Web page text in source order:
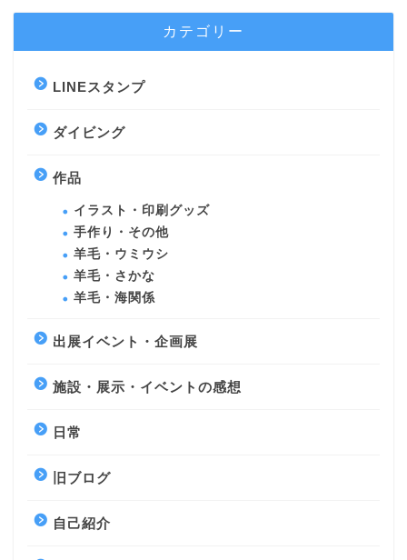
カテゴリー
LINEスタンプ
ダイビング
作品
イラスト・印刷グッズ
手作り・その他
羊毛・ウミウシ
羊毛・さかな
羊毛・海関係
出展イベント・企画展
施設・展示・イベントの感想
日常
旧ブログ
自己紹介